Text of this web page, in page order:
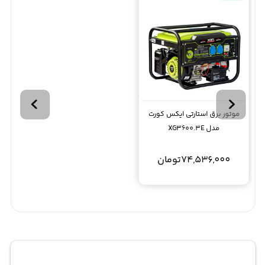
موتور برق استارتی ایکس کورت
مدل XG3600.3E
74,536,000تومان